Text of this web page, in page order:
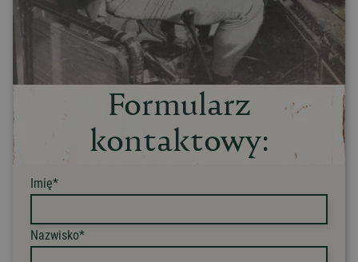
Formularz
kontaktowy:
Imię*
Nazwisko*